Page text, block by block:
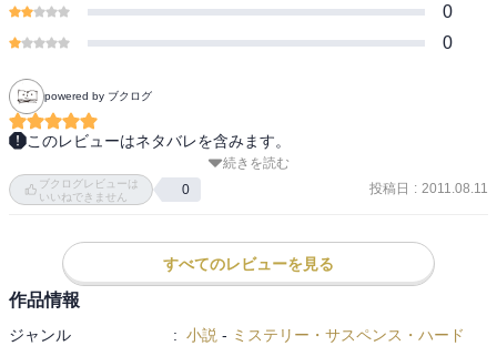
0
0
powered by ブクログ
このレビューはネタバレを含みます。
親を社長に持つぼっちゃんが夫の貞夫。
娘の舞と一緒に別居することになる妻の涼子。
単身の家に，妻の幼い妹2人が引っ越して来る。
同僚や，会社の女子の誤解の渦の中，
物語はニュージーランド旅行へと展開していく。
続きを読む
ブクログレビューは
いいねできません
0 投稿日 : 2011.08.11
すべてのレビューを見る
作品情報
ジャンル : 小説 - ミステリー・サスペンス・ハード